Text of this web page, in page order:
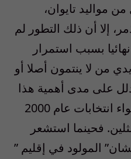
مواليد تايوان،
إلا أن ذلك التطور لم
بسبب استمرار
من لا ينتمون أصلا أو
على مدى أهمية هذا
الموضوع وهيمنته على أجواء انتخابات عام 2000
فحينما استشعر
المولود في إقليم ”